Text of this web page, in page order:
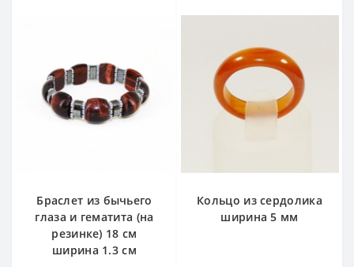
Браслет из бычьего
глаза и гематита (на
резинке) 18 см
ширина 1.3 см
Кольцо из сердолика
ширина 5 мм